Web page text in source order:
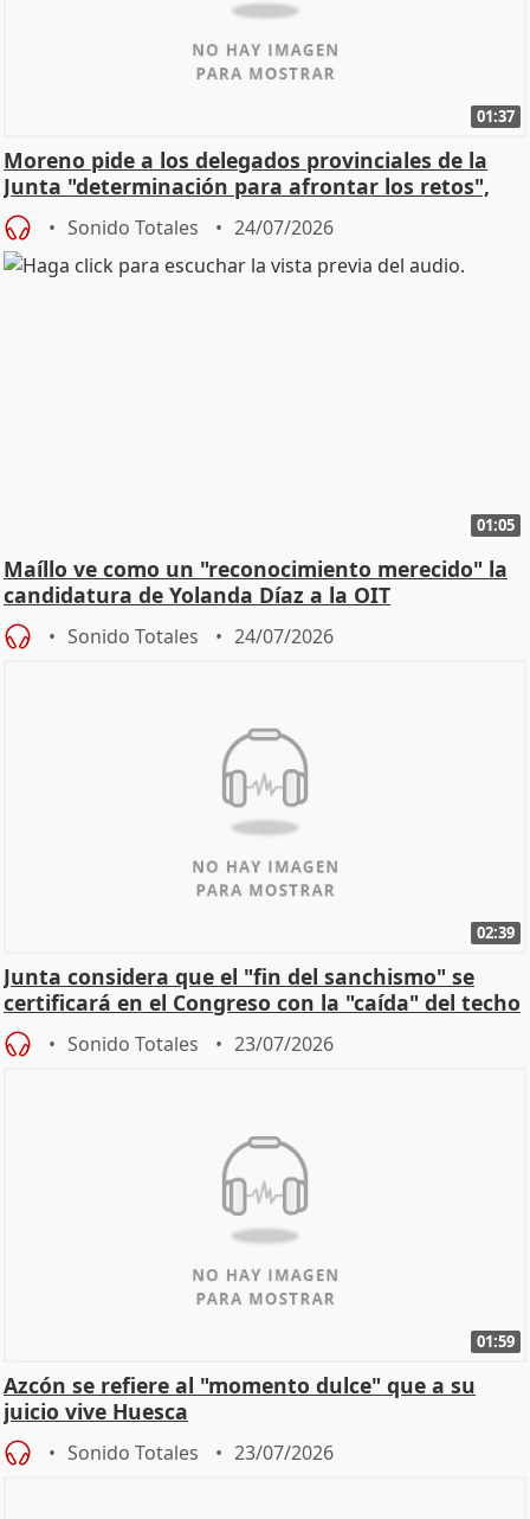
01:37
Moreno pide a los delegados provinciales de la
Junta "determinación para afrontar los retos",
diálog
Sonido Totales 24/07/2026
01:05
Maíllo ve como un "reconocimiento merecido" la
candidatura de Yolanda Díaz a la OIT
Sonido Totales 24/07/2026
02:39
Junta considera que el "fin del sanchismo" se
certificará en el Congreso con la "caída" del techo
de
Sonido Totales 23/07/2026
01:59
Azcón se refiere al "momento dulce" que a su
juicio vive Huesca
Sonido Totales 23/07/2026